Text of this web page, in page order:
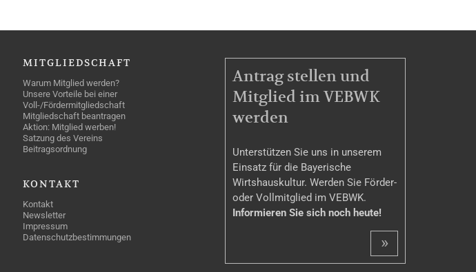
MITGLIEDSCHAFT
Warum Mitglied werden?
Unsere Vorteile bei einer
Voll-/Fördermitgliedschaft
Mitgliedschaft beantragen
Aktion: Mitglied werben!
Satzung des Vereins
Beitragsordnung
KONTAKT
Kontakt
Newsletter
Impressum
Datenschutzbestimmungen
MITGLIEDSCHAFT
Antrag stellen und
Mitglied im VEBWK
werden
Unterstützen Sie uns in unserem
Einsatz für die Bayerische
Wirtshauskultur. Werden Sie Förder-
oder Vollmitglied im VEBWK.
Informieren Sie sich noch heute!
»